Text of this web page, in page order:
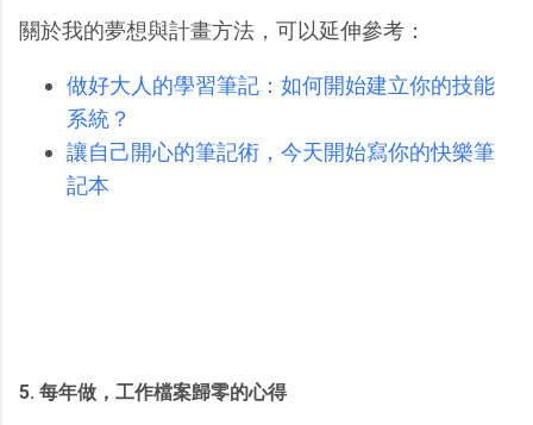
關於我的夢想與計畫方法，可以延伸參考：
做好大人的學習筆記：如何開始建立你的技能
系統？
讓自己開心的筆記術，今天開始寫你的快樂筆
記本
5. 每年做，工作檔案歸零的心得